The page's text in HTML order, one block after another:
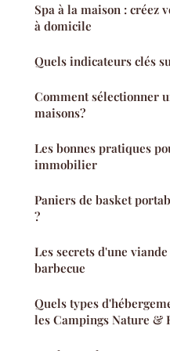
Spa à la maison : créez
à domicile
Quels indicateurs clés
Comment sélectionner
maisons?
Les bonnes pratiques
immobilier
Paniers de basket
?
Les secrets d'une
barbecue
Quels types
les Campings Nature &